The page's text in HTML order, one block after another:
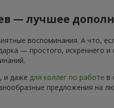
— лучшее
воспоминания. А что,
— простого, искреннего
, и даже для коллег по работе в
предложения на